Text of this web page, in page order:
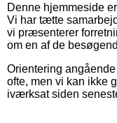
Denne hjemmeside
Vi har tætte
vi præsenterer
om en af de
Orientering
ofte, men vi kan ikke
iværksat siden